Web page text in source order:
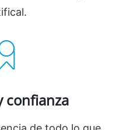
confianza